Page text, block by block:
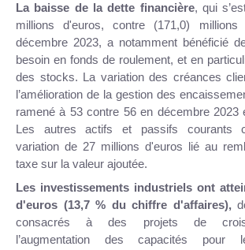
La baisse de la dette financière, qui
millions d'euros, contre (171,0)
décembre 2023, a notamment bénéficié
besoin en fonds de roulement, et en
des stocks. La variation des créances
l’amélioration de la gestion des
ramené à 53 contre 56 en décembre 2023
Les autres actifs et passifs courants
variation de 27 millions d'euros lié au
taxe sur la valeur ajoutée.
Les investissements industriels ont
d'euros (13,7 % du chiffre d'affaires),
consacrés à des projets de
l’augmentation des capacités